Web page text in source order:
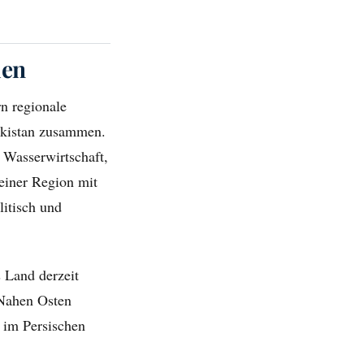
regionale
zusammen.
Region mit
und
derzeit
Osten
Persischen